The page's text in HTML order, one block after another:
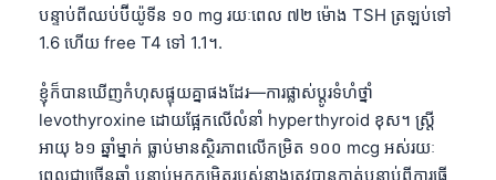
បន្ទាប់ពីឈប់ប៊ីយ៉ូទីន ១០ mg រយៈពេល ៧២ ម៉ោង TSH ត្រឡប់ទៅ
1.6 ហើយ free T4 ទៅ 1.1។.
ខ្ញុំក៏បានឃើញកំហុសផ្ទុយគ្នាផងដែរ—ការផ្លាស់ប្តូរទំហំថ្នាំ
levothyroxine ដោយផ្អែកលើលំនាំ hyperthyroid ខុស។ ស្ត្រី
អាយុ ៦១ ឆ្នាំម្នាក់ ធ្លាប់មានស្ថិរភាពលើកម្រិត ១០០ mcg អស់រយៈ
ពេលជាច្រើនឆ្នាំ បន្ទាប់មកកម្រិតរបស់នាងត្រូវបានកាត់បន្ទាប់ពីការធ្វើ